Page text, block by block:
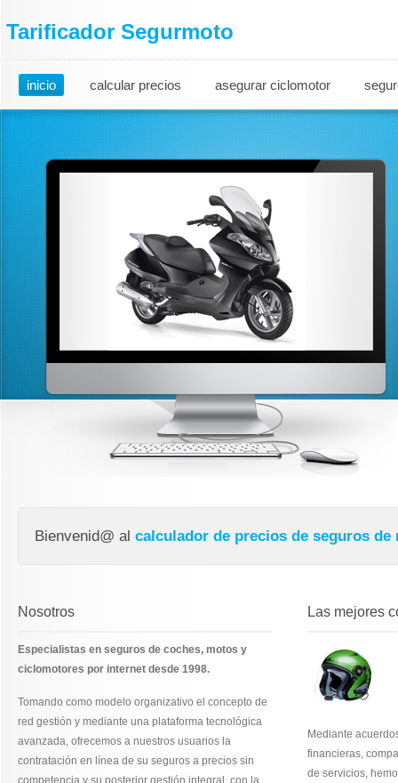
Tarificador Segurmoto
inicio calcular precios asegurar ciclomotor
Bienvenid@ al calculador de precios de seguros de
Nosotros
Especialistas en seguros de coches, motos y
ciclomotores por internet desde 1998.
Tomando como modelo organizativo el concepto de
red gestión y mediante una plataforma tecnológica
avanzada, ofrecemos a nuestros usuarios la
contratación en línea de su seguros a precios sin
competencia y su posterior gestión integral, con la
Las mejores
Mediante
financieras,
de servicios,